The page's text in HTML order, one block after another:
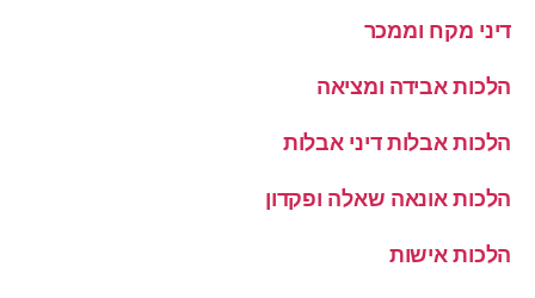
דיני מקח וממכר
הלכות אבידה ומציאה
הלכות אבלות דיני אבלות
הלכות אונאה שאלה ופקדון
הלכות אישות